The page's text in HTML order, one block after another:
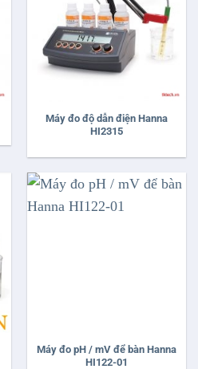
Máy đo độ dẫn điện Hanna
HI2315
Máy đo pH / mV để bàn Hanna
HI122-01